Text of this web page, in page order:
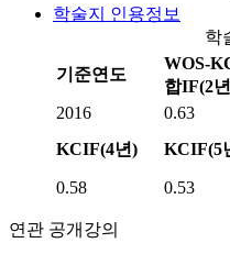
학술지 인용정보
학
기준연도
WOS-
합IF(2
2016 0.63
KCIF(4년)
KCIF(5
0.58 0.53
연관 공개강의